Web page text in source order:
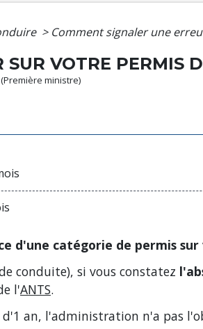
> Comment signaler une
VOTRE PERMIS
ministre)
d'une catégorie de permis
conduite), si vous constatez
l'ANTS.
an, l'administration n'a pas